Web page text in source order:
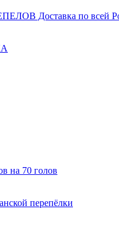
Доставка по всей
на 70 голов
перепёлки